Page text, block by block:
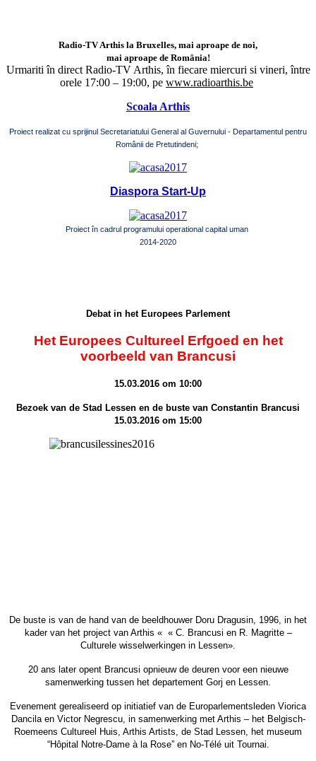
Radio-TV Arthis la Bruxelles, mai aproape de noi,
mai aproape de România!
Urmariti în direct Radio-TV Arthis, în fiecare miercuri si vineri, între
orele 17:00 – 19:00, pe www.radioarthis.be
Scoala Arthis
Proiect realizat cu sprijinul Secretariatului General al Guvernului - Departamentul pentru
Românii de Pretutindeni;
Diaspora Start-Up
Proiect în cadrul programului operational capital uman
2014-2020
Debat in het Europees Parlement
Het Europees Cultureel Erfgoed en het
voorbeeld van Brancusi
15.03.2016 om 10:00
Bezoek van de Stad Lessen en de buste van Constantin Brancusi
15.03.2016 om 15:00
De buste is van de hand van de beeldhouwer Doru Dragusin, 1996, in het
kader van het project van Arthis « « C. Brancusi en R. Magritte –
Culturele wisselwerkingen in Lessen».
20 ans later opent Brancusi opnieuw de deuren voor een nieuwe
samenwerking tussen het departement Gorj en Lessen.
Evenement gerealiseerd op initiatief van de Europarlementsleden Viorica
Dancila en Victor Negrescu, in samenwerking met Arthis – het Belgisch-
Roemeens Cultureel Huis, Arthis Artists, de Stad Lessen, het museum
“Hôpital Notre-Dame à la Rose” en No-Télé uit Tournai.